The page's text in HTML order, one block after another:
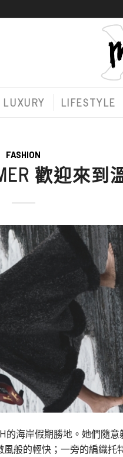
LUXURY LIFESTYLE
FASHION
歡迎來到
的海岸假期勝地。她們隨
般的輕快；一旁的編織托